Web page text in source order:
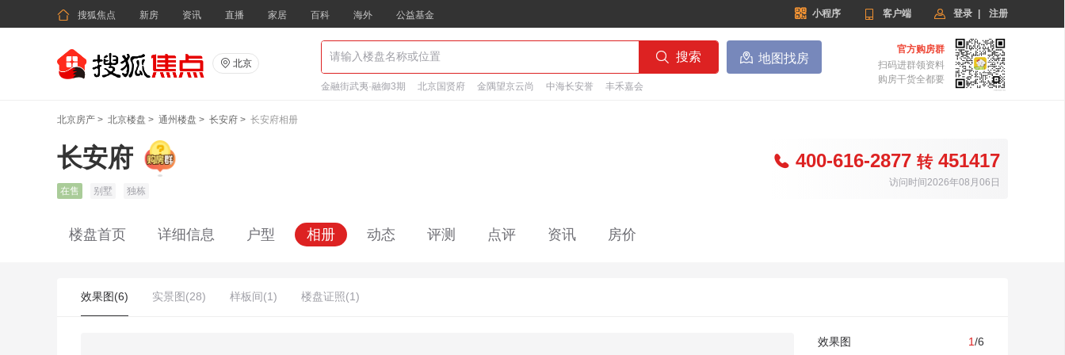
 搜狐焦点 新房 资讯 直播 家居 百科 海外 公益基金  小程序  客户端  登录 注册
 北京  搜索  地图找房
金融街武夷·融御3期 北京国贤府 金隅望京云尚 中海长安誉 丰禾嘉会
官方购房群
扫码进群领资料
购房干货全都要
北京房产 > 北京楼盘 > 通州楼盘 > 长安府 > 长安府相册
长安府
在售 别墅 独栋
 400-616-2877 转451417
访问时间2026年08月06日
楼盘首页 详细信息 户型 相册 动态 评测 点评 资讯 房价
效果图(6) 实景图(28) 样板间(1) 楼盘证照(1)
效果图 1/6